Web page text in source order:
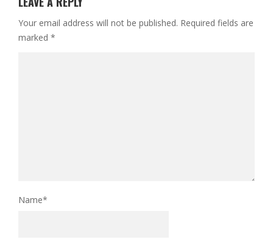
Your email address will not be published. Required fields are
marked *
Name*